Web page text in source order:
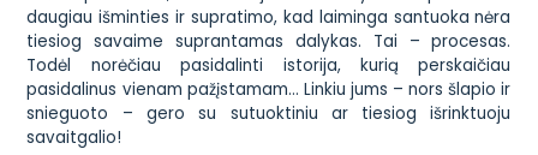
daugiau išminties ir supratimo, kad laiminga santuoka nėra
tiesiog savaime suprantamas dalykas. Tai – procesas.
Todėl norėčiau pasidalinti istorija, kurią perskaičiau
pasidalinus vienam pažįstamam… Linkiu jums – nors šlapio ir
snieguoto – gero su sutuoktiniu ar tiesiog išrinktuoju
savaitgalio!